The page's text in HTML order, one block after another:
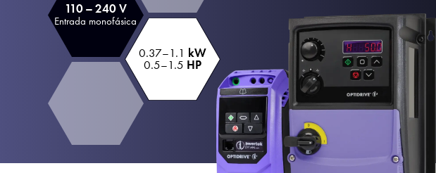
110 – 240 V
Entrada monofásica
0.37–1.1 kW
0.5–1.5 HP
Soporte
Sostenibilidad
Empleo
Acerca de